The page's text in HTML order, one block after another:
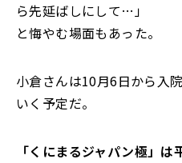
ら先延ばしにして…」
と悔やむ場面もあった。
小倉さんは10月6日から入
いく予定だ。
「くにまるジャパン極」